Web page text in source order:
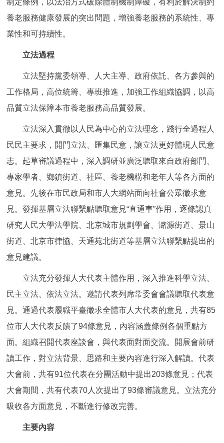
制定條例，以法治方式破除體制機制障礙，有利於解決制約
養老服務健康發展的突出問題，增強養老服務的系統性、專
業性和可持續性。
立法過程
立法堅持黨委領導、人大主導、政府依託、各方參與的
工作格局，高位統籌、專班推進，加強工作組織協調，以高
品質立法保障本市養老服務高品質發展。
立法深入貫徹以人民為中心的立法理念，踐行全過程人
民民主要求，開門立法、匯集民意，讓立法更好體現人民意
志。起草審議過程中，深入調研並廣泛聽取來自政府部門、
專家學者、鄉鎮街道、社區、養老機構和老年人等各方面的
意見。先後在市民政局和市人大網站面向社會公眾徵求意
見。發揮基層立法聯繫點聽取意見“直通車”作用，逐條認真
研究人民大學法學院、北京城市規劃學會、潞源街道、景山
街道、北京市律協、天通苑北街道等基層立法聯繫點提出的
意見建議。
立法充分發揮人大代表主體作用，深入推進科學立法、
民主立法、依法立法。邀請代表列席常委會會議聽取代表意
見。通過代表履職平臺徵求全體市人大代表的意見，共有85
位市人大代表反饋了94條意見，內容涵蓋條例各個重點方
面。組織召開代表座談會，與代表面對面交流。開展會前研
讀工作，對立法背景、思路和主要內容進行深入解讀。代表
大會前，共有91位代表在分團活動中提出203條意見；代表
大會期間，共有代表70人次提出了93條審議意見。立法充分
吸收各方面意見，不斷進行修改完善。
主要內容